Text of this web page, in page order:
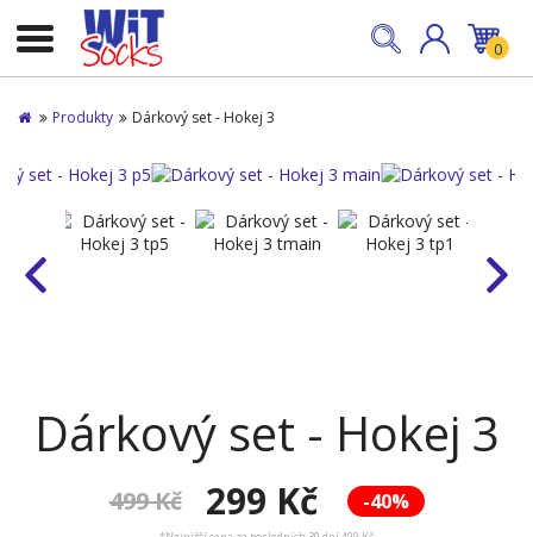
0
Produkty Dárkový set - Hokej 3
Dárkový set - Hokej 3
-40%
499 Kč 299 Kč